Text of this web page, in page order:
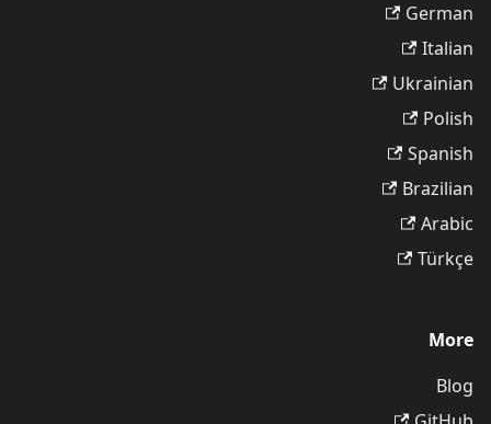
German
Italian
Ukrainian
Polish
Spanish
Brazilian
Arabic
Türkçe
More
Blog